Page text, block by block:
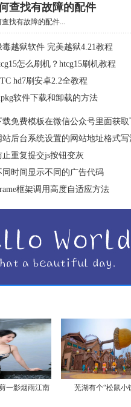
查找有故障的配件
查找有故障的配件...
毒越狱软件 完美越狱4.21教程
怎么刷机？htcg15刷机教程
hd7刷安卓2.2全教程
软件下载和卸载的方法
载免费模板在微信公众号里面获
站后台系统设置的网站地址格式写
止重复提交js按钮变灰
同时间显示不同的广告代码
框架调用高度自适应方法
一影烟雨江南 芜湖有个“松鼠小